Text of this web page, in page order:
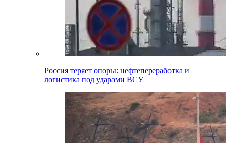
Россия теряет опоры: нефтепереработка и
логистика под ударами ВСУ